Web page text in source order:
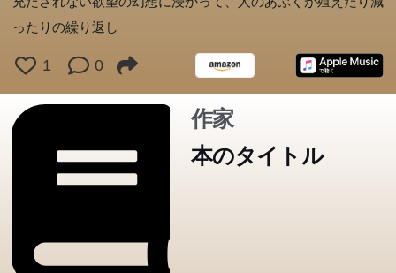
ったりの繰り返し
1 0
作家
本のタイトル